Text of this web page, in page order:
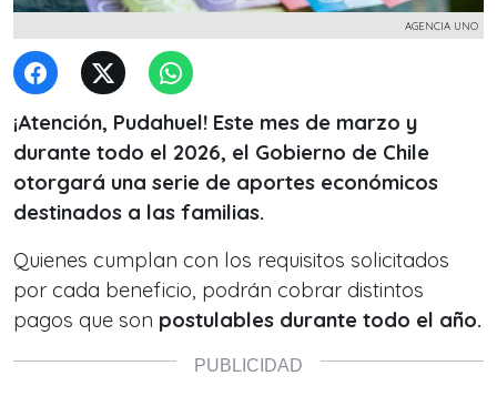
AGENCIA UNO
¡Atención, Pudahuel! Este mes de marzo y
durante todo el 2026, el Gobierno de Chile
otorgará una serie de aportes económicos
destinados a las familias.
Quienes cumplan con los requisitos solicitados
por cada beneficio, podrán cobrar distintos
pagos que son postulables durante todo el año.